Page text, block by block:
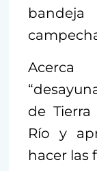
de
Río y
hacer las